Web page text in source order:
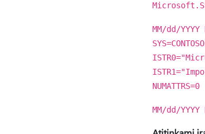
MM/dd/YYYY
NUMATTRS=0
MM/dd/